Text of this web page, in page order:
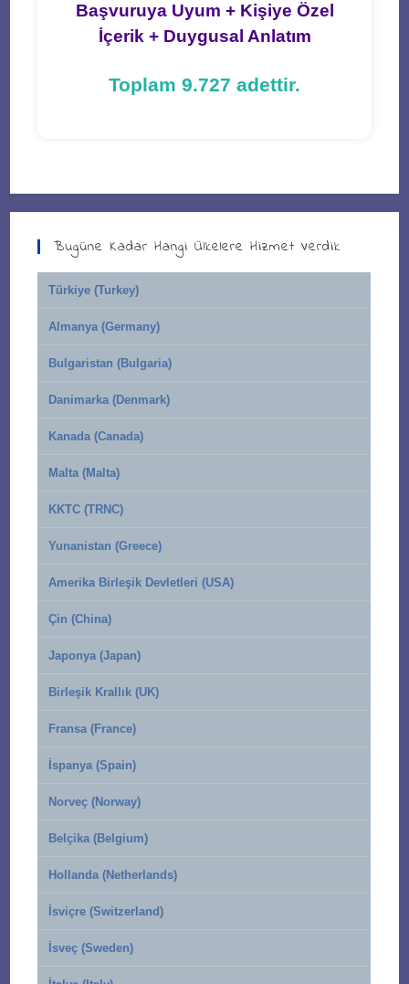
Başvuruya Uyum + Kişiye Özel
İçerik + Duygusal Anlatım
Toplam 9.727 adettir.
Bugüne Kadar Hangi Ülkelere Hizmet Verdik
Türkiye (Turkey)
Almanya (Germany)
Bulgaristan (Bulgaria)
Danimarka (Denmark)
Kanada (Canada)
Malta (Malta)
KKTC (TRNC)
Yunanistan (Greece)
Amerika Birleşik Devletleri (USA)
Çin (China)
Japonya (Japan)
Birleşik Krallık (UK)
Fransa (France)
İspanya (Spain)
Norveç (Norway)
Belçika (Belgium)
Hollanda (Netherlands)
İsviçre (Switzerland)
İsveç (Sweden)